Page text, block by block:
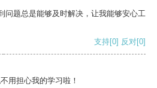
问题总是能够及时解决，让我能够安心工
支持[0] 反对[0]
用担心我的学习啦！